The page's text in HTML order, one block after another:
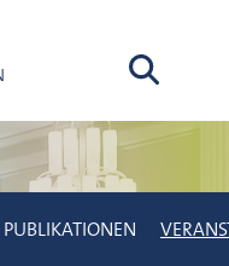
Suche
PUBLIKATIONEN